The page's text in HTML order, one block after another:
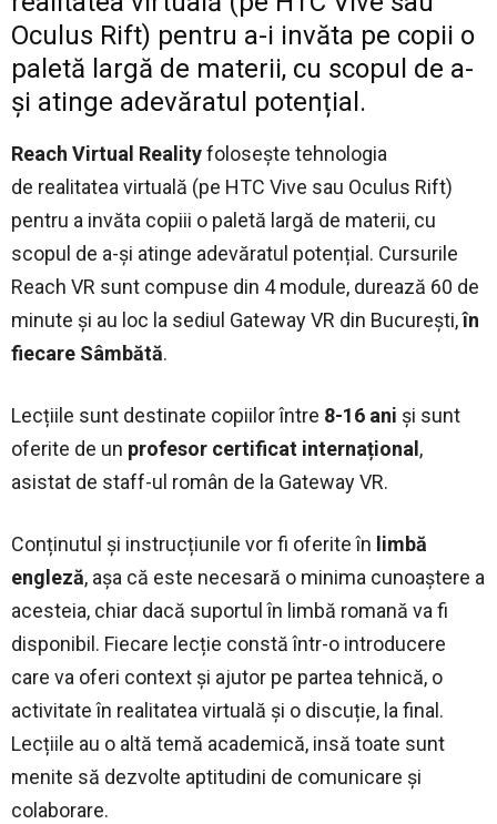
Oculus Rift) pentru a-i invăta pe copii o
paletă largă de materii, cu scopul de a-
și atinge adevăratul potențial.
Reach Virtual Realityfolosește tehnologia
de realitatea virtuală (pe HTC Vive sau Oculus Rift)
pentru a invăta copiii o paletă largă de materii, cu
scopul de a-și atinge adevăratul potențial. Cursurile
Reach VR sunt compuse din 4 module, durează 60 de
minute și au loc la sediul Gateway VR din București,în
fiecare Sâmbătă.
Lecțiile sunt destinate copiilor între 8-16 ani și sunt
oferite de un profesor certificat internațional ,
asistat de staff-ul român de la Gateway VR.
Conținutul și instrucțiunile vor fi oferite în limbă
engleză, așa că este necesară o minima cunoaștere a
acesteia, chiar dacă suportul în limbă romană va fi
disponibil. Fiecare lecție constă într-o introducere
care va oferi context și ajutor pe partea tehnică, o
activitate în realitatea virtuală și o discuție, la final.
Lecțiile au o altă temă academică, insă toate sunt
menite să dezvolte aptitudini de comunicare și
colaborare.